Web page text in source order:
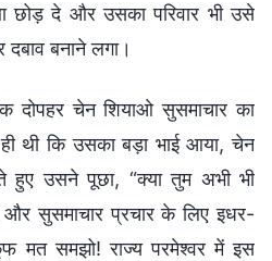
छोड़ दे और उसका परिवार भी उसे
बनाने लगा।
दोपहर चेन शियाओ सुसमाचार का
थी कि उसका बड़ा भाई आया, चेन
हुए उसने पूछा, “क्या तुम अभी भी
और सुसमाचार प्रचार के लिए इधर-
मत समझो! राज्य परमेश्वर में इस